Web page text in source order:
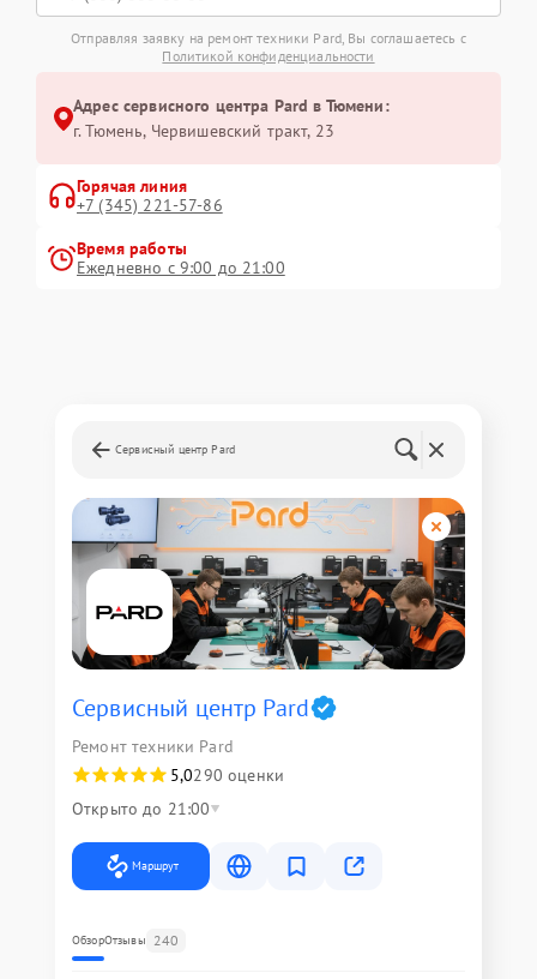
Отправляя заявку на ремонт техники Pard, Вы соглашаетесь с
Политикой конфиденциальности
Адрес сервисного центра Pard в Тюмени:
г. Тюмень, ​Червишевский тракт, 23
Горячая линия
+7 (345) 221-57-86
Время работы
Ежедневно с 9:00 до 21:00
Сервисный центр Pard
Сервисный центр Pard
Ремонт техники Pard
5,0290 оценки
Открыто до 21:00
Маршрут
ОбзорОтзывы 240